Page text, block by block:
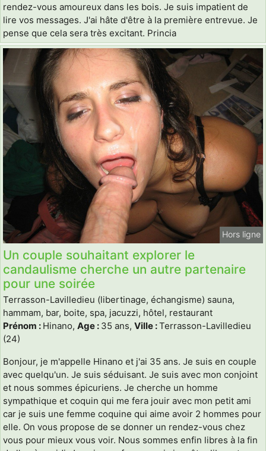
rendez-vous amoureux dans les bois. Je suis impatient de
lire vos messages. J'ai hâte d'être à la première entrevue. Je
pense que cela sera très excitant. Princia
Hors ligne
Un couple souhaitant explorer le
candaulisme cherche un autre partenaire
pour une soirée
Terrasson-Lavilledieu (libertinage, échangisme) sauna,
hammam, bar, boite, spa, jacuzzi, hôtel, restaurant
Prénom : Hinano, Age : 35 ans, Ville :Terrasson-Lavilledieu
(24)
Bonjour, je m'appelle Hinano et j'ai 35 ans. Je suis en couple
avec quelqu'un. Je suis séduisant. Je suis avec mon conjoint
et nous sommes épicuriens. Je cherche un homme
sympathique et coquin qui me fera jouir avec mon petit ami
car je suis une femme coquine qui aime avoir 2 hommes pour
elle. On vous propose de se donner un rendez-vous chez
vous pour mieux vous voir. Nous sommes enfin libres à la fin